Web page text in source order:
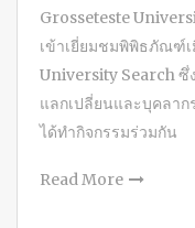
Grosseteste
เข้าเยี่ยมชมพิพิธภัณฑ์
University Search ซึ่
แลกเปลี่ยนและบุคลาก
ได้ทำกิจกรรมร่วมกั
Read More